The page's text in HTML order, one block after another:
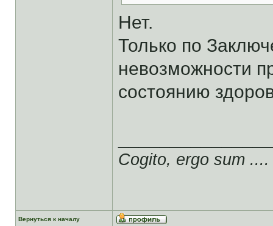
Нет.
Только по
невозможности
состоянию
Cogito, ergo sum ....
Вернуться к началу